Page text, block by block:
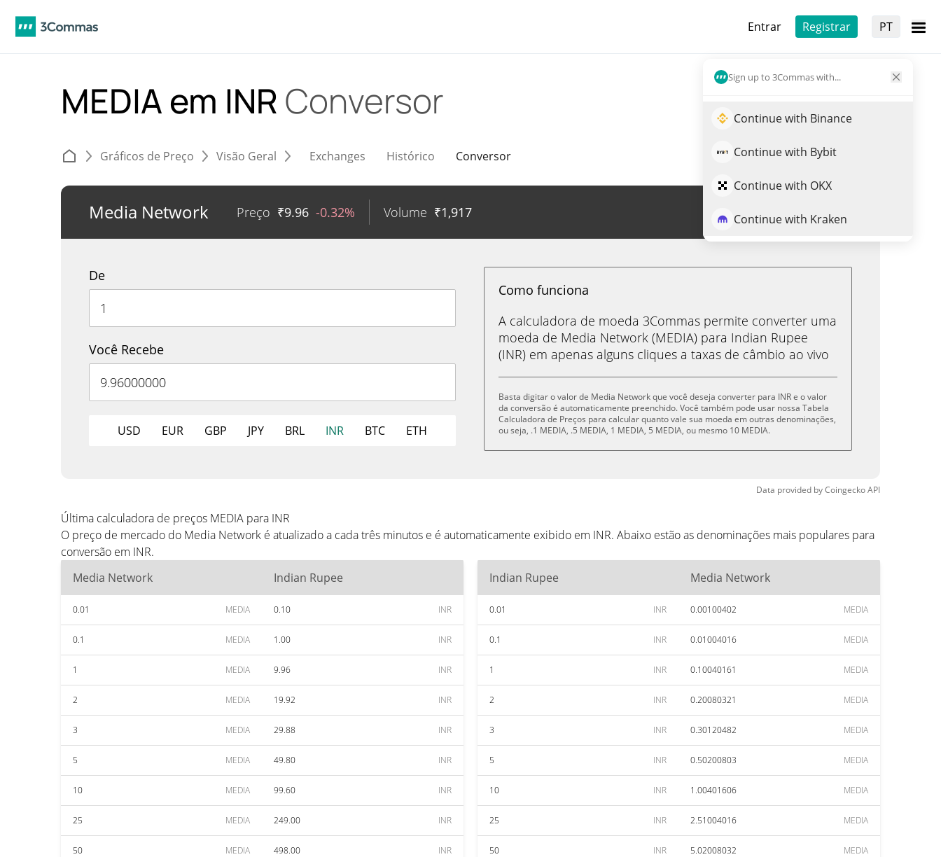
Entrar Registrar PT
Sign up to 3Commas with...
Continue with Binance
Continue with Bybit
Continue with OKX
Continue with Kraken
MEDIA em INR Conversor
Gráficos de Preço Visão Geral Exchanges Histórico Conversor
Media Network Preço ₹9.96 -0.32% Volume ₹1,917 Trade de MEDIA
De
Você Recebe
USD EUR GBP JPY BRL INR BTC ETH
Como funciona
A calculadora de moeda 3Commas permite converter uma
moeda de Media Network (MEDIA) para Indian Rupee
(INR) em apenas alguns cliques a taxas de câmbio ao vivo
Basta digitar o valor de Media Network que você deseja converter para INR e o valor
da conversão é automaticamente preenchido. Você também pode usar nossa Tabela
Calculadora de Preços para calcular quanto vale sua moeda em outras denominações,
ou seja, .1 MEDIA, .5 MEDIA, 1 MEDIA, 5 MEDIA, ou mesmo 10 MEDIA.
Data provided byCoingeckoAPI
Última calculadora de preços MEDIA para INR
O preço de mercado do Media Network é atualizado a cada três minutos e é automaticamente exibido em INR. Abaixo estão as denominações mais populares para
conversão em INR.
Media Network
Indian Rupee
0.01 MEDIA 0.10 INR
0.1 MEDIA 1.00 INR
1 MEDIA 9.96 INR
2 MEDIA 19.92 INR
3 MEDIA 29.88 INR
5 MEDIA 49.80 INR
10 MEDIA 99.60 INR
25 MEDIA 249.00 INR
50 MEDIA 498.00 INR
Indian Rupee Media Network
0.01 INR 0.00100402 MEDIA
0.1 INR 0.01004016 MEDIA
1 INR 0.10040161 MEDIA
2 INR 0.20080321 MEDIA
3 INR 0.30120482 MEDIA
5 INR 0.50200803 MEDIA
10 INR 1.00401606 MEDIA
25 INR 2.51004016 MEDIA
50 INR 5.02008032 MEDIA